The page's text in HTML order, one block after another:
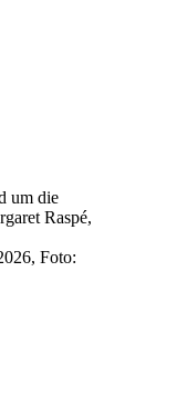
um die
Raspé,
Foto: